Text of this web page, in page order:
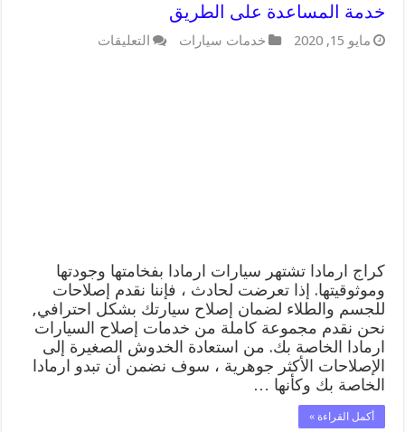
خدمة المساعدة على الطريق
مايو 15, 2020 خدمات سيارات التعليقات
كراج ارمادا تشتهر سيارات ارمادا بفخامتها وجودتها
وموثوقيتها. إذا تعرضت لحادث ، فإننا نقدم إصلاحات
للجسم والطلاء لضمان إصلاح سيارتك بشكل احترافي,
نحن نقدم مجموعة كاملة من خدمات إصلاح السيارات
ارمادا الخاصة بك. من استعادة الخدوش الصغيرة إلى
الإصلاحات الأكثر جوهرية ، سوف نضمن أن تبدو ارمادا
الخاصة بك وكأنها …
أكمل القراءة »